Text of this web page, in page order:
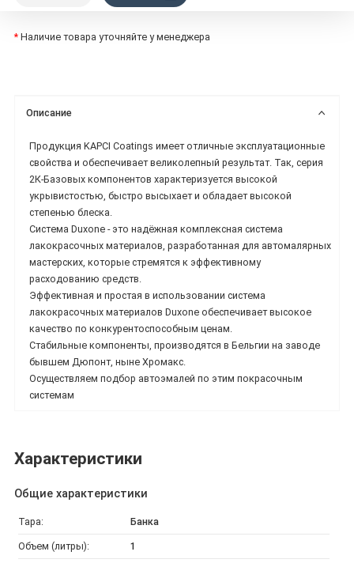
* Наличие товара уточняйте у менеджера
Описание
Продукция KAPCI Coatings имеет отличные эксплуатационные
свойства и обеспечивает великолепный результат. Так, серия
2К-Базовых компонентов характеризуется высокой
укрывистостью, быстро высыхает и обладает высокой
степенью блеска.
Система Duxone - это надёжная комплексная система
лакокрасочных материалов, разработанная для автомалярных
мастерских, которые стремятся к эффективному
расходованию средств.
Эффективная и простая в использовании система
лакокрасочных материалов Duxone обеспечивает высокое
качество по конкурентоспособным ценам.
Стабильные компоненты, производятся в Бельгии на заводе
бывшем Дюпонт, ныне Хромакс.
Осуществляем подбор автоэмалей по этим покрасочным
системам
Характеристики
Общие характеристики
Тара: Банка
Объем (литры): 1